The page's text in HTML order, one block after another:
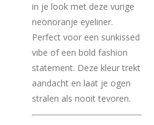
in je look met deze vurige
neonoranje eyeliner.
Perfect voor een sunkissed
vibe of een bold fashion
statement. Deze kleur trekt
aandacht en laat je ogen
stralen als nooit tevoren.